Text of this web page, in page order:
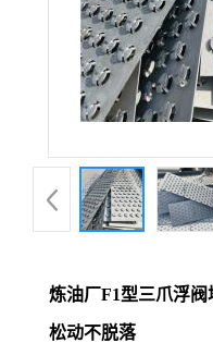
炼油厂F1型三爪浮
松动不脱落